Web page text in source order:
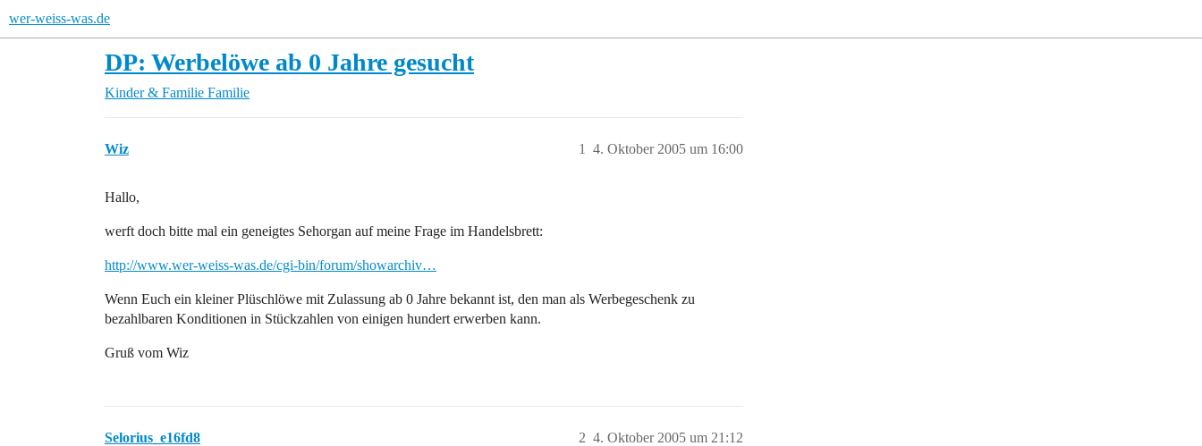
wer-weiss-was.de
DP: Werbelöwe ab 0 Jahre gesucht
Kinder & Familie Familie
Wiz 4. Oktober 2005 um 16:00
1
Hallo,
werft doch bitte mal ein geneigtes Sehorgan auf meine Frage im Handelsbrett:
http://www.wer-weiss-was.de/cgi-bin/forum/showarchiv…
Wenn Euch ein kleiner Plüschlöwe mit Zulassung ab 0 Jahre bekannt ist, den man als Werbegeschenk zu
bezahlbaren Konditionen in Stückzahlen von einigen hundert erwerben kann.
Gruß vom Wiz
Selorius_e16fd8 4. Oktober 2005 um 21:12
2